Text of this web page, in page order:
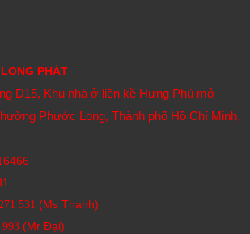
PHÁT
D15, Khu nhà ở liền kề Hưng Phú mở
Phước Long, Thành phố Hồ Chí Minh,
531 (Ms Thanh)
993​ (Mr Đại)